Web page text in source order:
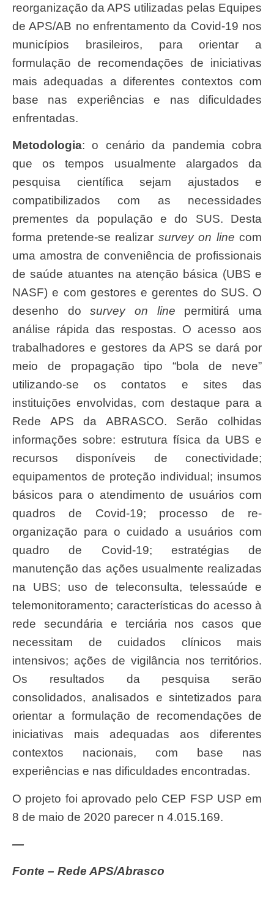
reorganização da APS utilizadas pelas Equipes
de APS/AB no enfrentamento da Covid-19 nos
municípios brasileiros, para orientar a
formulação de recomendações de iniciativas
mais adequadas a diferentes contextos com
base nas experiências e nas dificuldades
enfrentadas.
Metodologia: o cenário da pandemia cobra
que os tempos usualmente alargados da
pesquisa científica sejam ajustados e
compatibilizados com as necessidades
prementes da população e do SUS. Desta
forma pretende-se realizar survey on line com
uma amostra de conveniência de profissionais
de saúde atuantes na atenção básica (UBS e
NASF) e com gestores e gerentes do SUS. O
desenho dosurvey on line permitirá uma
análise rápida das respostas. O acesso aos
trabalhadores e gestores da APS se dará por
meio de propagação tipo “bola de neve”
utilizando-se os contatos e sites das
instituições envolvidas, com destaque para a
Rede APS da ABRASCO. Serão colhidas
informações sobre: estrutura física da UBS e
recursos disponíveis de conectividade;
equipamentos de proteção individual; insumos
básicos para o atendimento de usuários com
quadros de Covid-19; processo de re-
organização para o cuidado a usuários com
quadro de Covid-19; estratégias de
manutenção das ações usualmente realizadas
na UBS; uso de teleconsulta, telessaúde e
telemonitoramento; características do acesso à
rede secundária e terciária nos casos que
necessitam de cuidados clínicos mais
intensivos; ações de vigilância nos territórios.
Os resultados da pesquisa serão
consolidados, analisados e sintetizados para
orientar a formulação de recomendações de
iniciativas mais adequadas aos diferentes
contextos nacionais, com base nas
experiências e nas dificuldades encontradas.
O projeto foi aprovado pelo CEP FSP USP em
8 de maio de 2020 parecer n 4.015.169.
—
Fonte – Rede APS/Abrasco